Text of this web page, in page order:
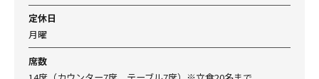
定休日
月曜
席数